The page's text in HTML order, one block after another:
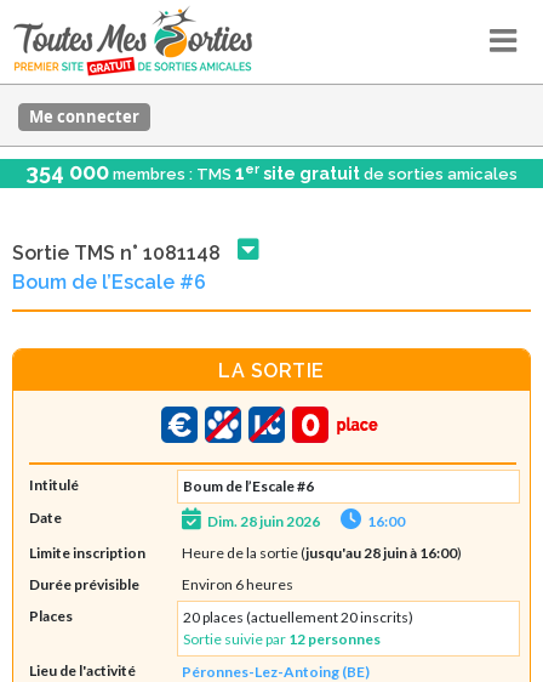
Me connecter
354 000 membres : TMS 1er site gratuit de sorties amicales
Sortie TMS n° 1081148
Boum de l’Escale #6
LA SORTIE
Intitulé
Boum de l’Escale #6
Date
Dim. 28 juin 2026
16:00
Limite inscription
Heure de la sortie (jusqu'au 28 juin à 16:00)
Durée prévisible
Environ 6 heures
Places
20 places (actuellement 20 inscrits)
Sortie suivie par 12 personnes
Lieu de l'activité
Péronnes-Lez-Antoing (BE)